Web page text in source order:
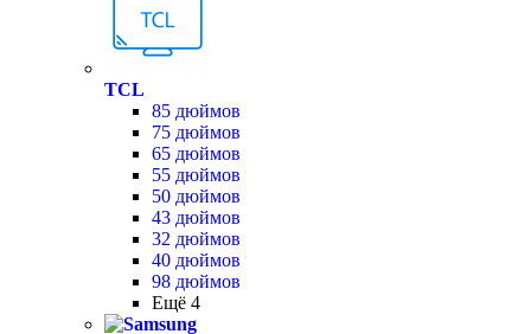
TCL
85 дюймов
75 дюймов
65 дюймов
55 дюймов
50 дюймов
43 дюймов
32 дюймов
40 дюймов
98 дюймов
Ещё 4